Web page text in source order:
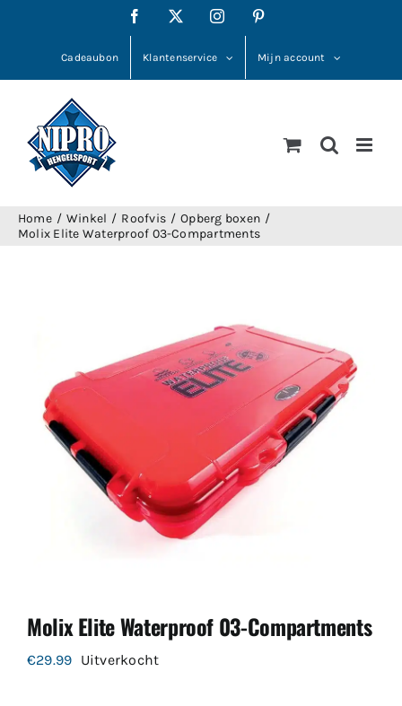
Facebook Instagram
Cadeaubon Klantenservice Mijn account
Home Winkel Roofvis
Opberg boxen
Molix Elite Waterproof 03-Compartments
Molix Elite Waterproof 03-Compartments
€29.99 Uitverkocht